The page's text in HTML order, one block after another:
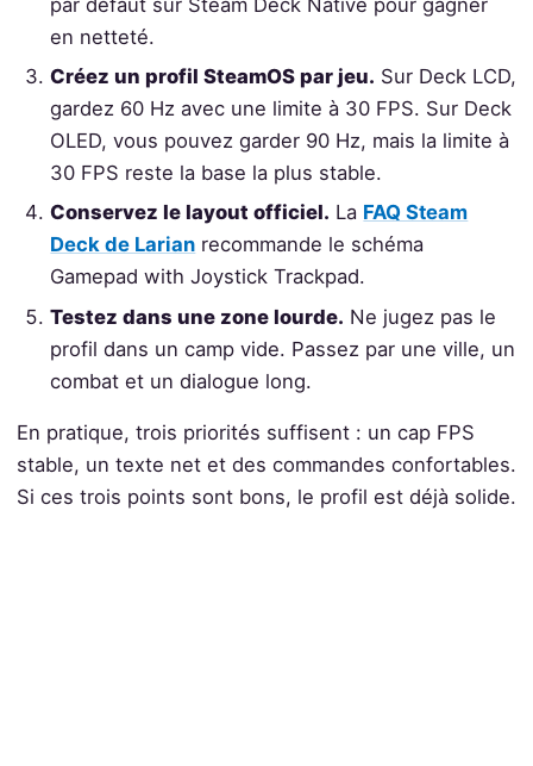
par défaut sur Steam Deck Native pour gagner
en netteté.
Créez un profil SteamOS par jeu. Sur Deck LCD,
gardez 60 Hz avec une limite à 30 FPS. Sur Deck
OLED, vous pouvez garder 90 Hz, mais la limite à
30 FPS reste la base la plus stable.
Conservez le layout officiel. La FAQ Steam
Deck de Larian recommande le schéma
Gamepad with Joystick Trackpad.
Testez dans une zone lourde. Ne jugez pas le
profil dans un camp vide. Passez par une ville, un
combat et un dialogue long.
En pratique, trois priorités suffisent : un cap FPS
stable, un texte net et des commandes confortables.
Si ces trois points sont bons, le profil est déjà solide.